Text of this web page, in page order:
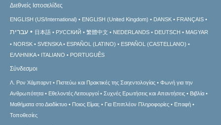
Διεθνείς Ιστοσελίδες
ENGLISH (US/International) ENGLISH (United Kingdom) DANSK FRANÇAIS
עברית 日本語 РУССКИЙ 繁體中文 NEDERLANDS DEUTSCH
MAGYAR
NORSK
SVENSKA ESPAÑOL (LATINO)
ESPAÑOL (CASTELLANO)
ΕΛΛΗΝΙΚA
ITALIANO PORTUGUÊS
Σύνδεσμοι
Λ. Ρον Χάμπαρντ Πιστεύω και Πρακτικές της Σαηεντολογίας
Φωνή για την
Ανθρωπότητα
Εθελοντές Λειτουργοί Συχνές Ερωτήσεις και Απαντήσεις
Βιβλία
Μαθήματα στο Διαδίκτυο
Ποιος Είμαι; Για Επιπλέον Πληροφορίες
Επαφή
Τοποθεσίες